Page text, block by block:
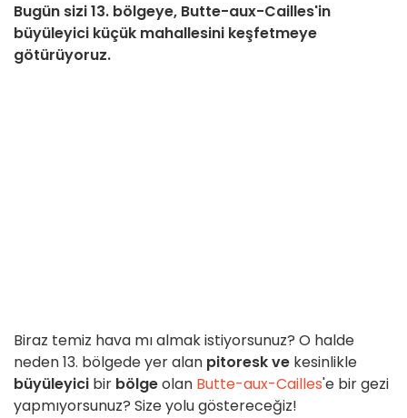
Bugün sizi 13. bölgeye, Butte-aux-Cailles'in
büyüleyici küçük mahallesini keşfetmeye
götürüyoruz.
Biraz temiz hava mı almak istiyorsunuz? O halde
neden 13. bölgede yer alan pitoresk ve kesinlikle
büyüleyici bir bölgeolan Butte-aux-Cailles'e bir gezi
yapmıyorsunuz? Size yolu göstereceğiz!